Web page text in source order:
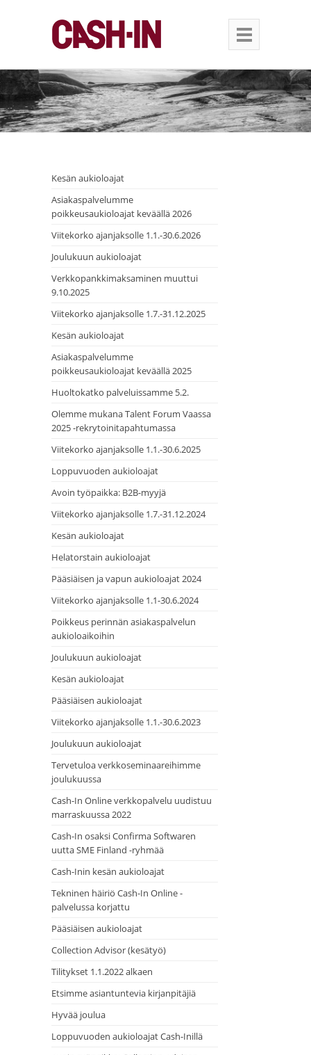
Kesän aukioloajat
Asiakaspalvelumme
poikkeusaukioloajat keväällä 2026
Viitekorko ajanjaksolle 1.1.-30.6.2026
Joulukuun aukioloajat
Verkkopankkimaksaminen muuttui
9.10.2025
Viitekorko ajanjaksolle 1.7.-31.12.2025
Kesän aukioloajat
Asiakaspalvelumme
poikkeusaukioloajat keväällä 2025
Huoltokatko palveluissamme 5.2.
Olemme mukana Talent Forum Vaassa
2025 -rekrytoinitapahtumassa
Viitekorko ajanjaksolle 1.1.-30.6.2025
Loppuvuoden aukioloajat
Avoin työpaikka: B2B-myyjä
Viitekorko ajanjaksolle 1.7.-31.12.2024
Kesän aukioloajat
Helatorstain aukioloajat
Pääsiäisen ja vapun aukioloajat 2024
Viitekorko ajanjaksolle 1.1-30.6.2024
Poikkeus perinnän asiakaspalvelun
aukioloaikoihin
Joulukuun aukioloajat
Kesän aukioloajat
Pääsiäisen aukioloajat
Viitekorko ajanjaksolle 1.1.-30.6.2023
Joulukuun aukioloajat
Tervetuloa verkkoseminaareihimme
joulukuussa
Cash-In Online verkkopalvelu uudistuu
marraskuussa 2022
Cash-In osaksi Confirma Softwaren
uutta SME Finland -ryhmää
Cash-Inin kesän aukioloajat
Tekninen häiriö Cash-In Online -
palvelussa korjattu
Pääsiäisen aukioloajat
Collection Advisor (kesätyö)
Tilitykset 1.1.2022 alkaen
Etsimme asiantuntevia kirjanpitäjiä
Hyvää joulua
Loppuvuoden aukioloajat Cash-Inillä